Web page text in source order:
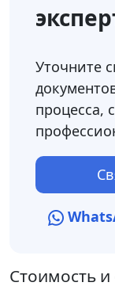
Уточните
процесса,
Стоимость